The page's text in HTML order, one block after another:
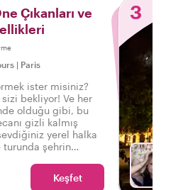
Çıkanları ve
| Paris
ister misiniz?
bekliyor! Ve her
olduğu gibi, bu
gizli kalmış
yerel halka
turunda şehrin
Paris'i
Keşfet
3